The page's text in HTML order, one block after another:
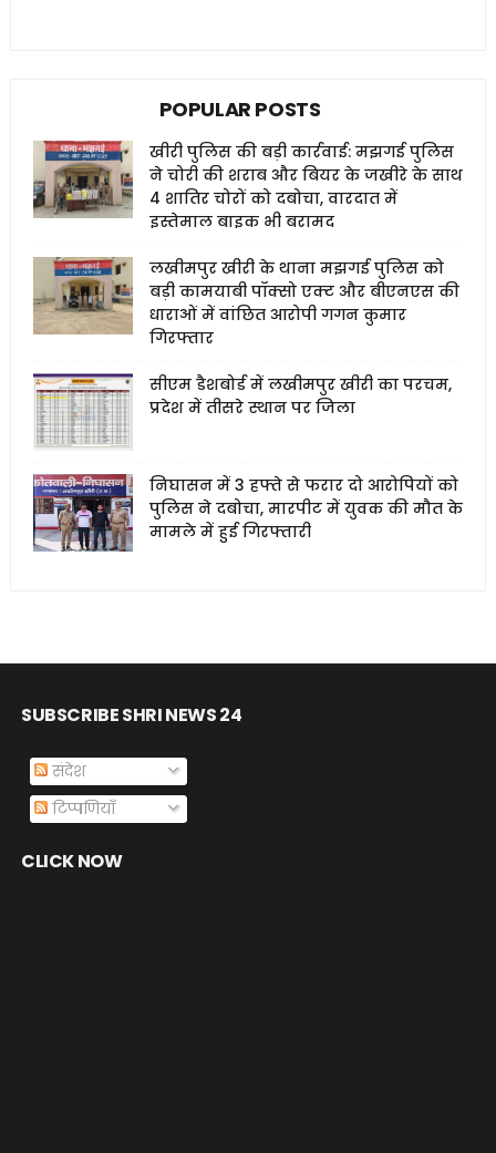
POPULAR POSTS
खीरी पुलिस की बड़ी कार्रवाई: मझगई पुलिस
ने चोरी की शराब और बियर के जखीरे के साथ
4 शातिर चोरों को दबोचा, वारदात में
इस्तेमाल बाइक भी बरामद
लखीमपुर खीरी के थाना मझगई पुलिस को
बड़ी कामयाबी पॉक्सो एक्ट और बीएनएस की
धाराओं में वांछित आरोपी गगन कुमार
गिरफ्तार
सीएम डैशबोर्ड में लखीमपुर खीरी का परचम,
प्रदेश में तीसरे स्थान पर जिला
निघासन में 3 हफ्ते से फरार दो आरोपियों को
पुलिस ने दबोचा, मारपीट में युवक की मौत के
मामले में हुई गिरफ्तारी
SUBSCRIBE SHRI NEWS 24
संदेश
टिप्पणियाँ
CLICK NOW